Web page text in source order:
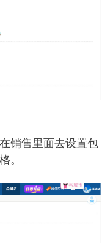
销售里面去设置包
。